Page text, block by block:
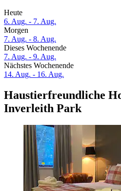
Heute
6. Aug. - 7. Aug.
Morgen
7. Aug. - 8. Aug.
Dieses Wochenende
7. Aug. - 9. Aug.
Nächstes Wochenende
14. Aug. - 16. Aug.
Haustierfreundliche
Inverleith Park